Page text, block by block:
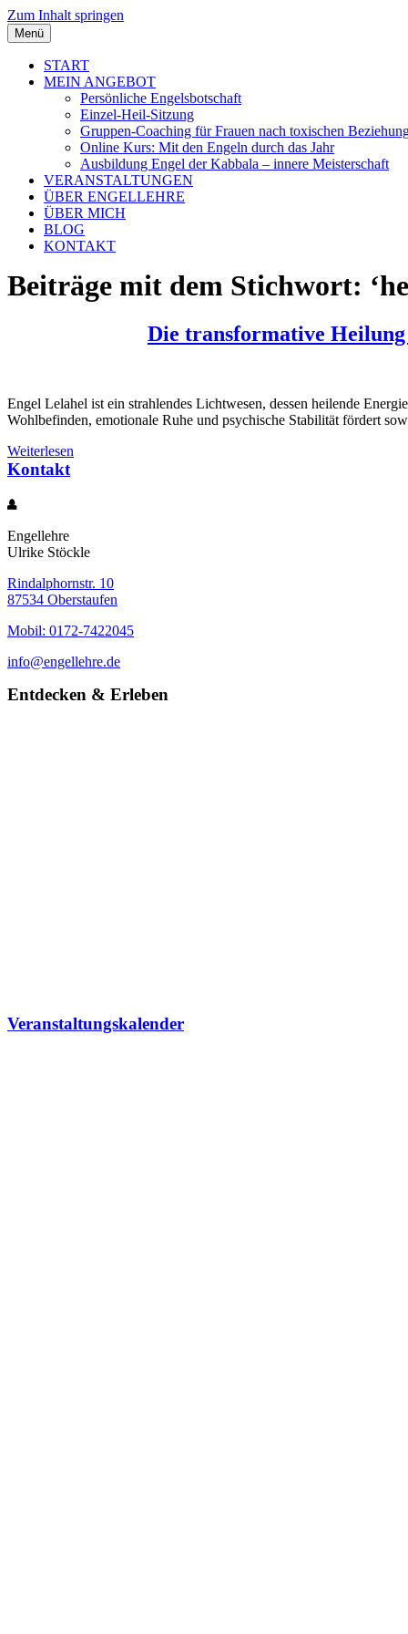
Zum Inhalt springen
Menü
START
MEIN ANGEBOT
Persönliche Engelsbotschaft
Einzel-Heil-Sitzung
Gruppen-Coaching für Frauen nach toxischen
Online Kurs: Mit den Engeln durch das Jahr
Ausbildung Engel der Kabbala – innere Meisterschaft
VERANSTALTUNGEN
ÜBER ENGELLEHRE
ÜBER MICH
BLOG
KONTAKT
Beiträge mit dem Stichwort:
Die transformative
Engel Lelahel ist ein strahlendes Lichtwesen, dessen heilende
Wohlbefinden, emotionale Ruhe und psychische Stabilität fördert
Weiterlesen
Kontakt
Engellehre
Ulrike Stöckle
Rindalphornstr. 10
87534 Oberstaufen
Mobil: 0172-7422045
info@engellehre.de
Entdecken & Erleben
Veranstaltungskalender